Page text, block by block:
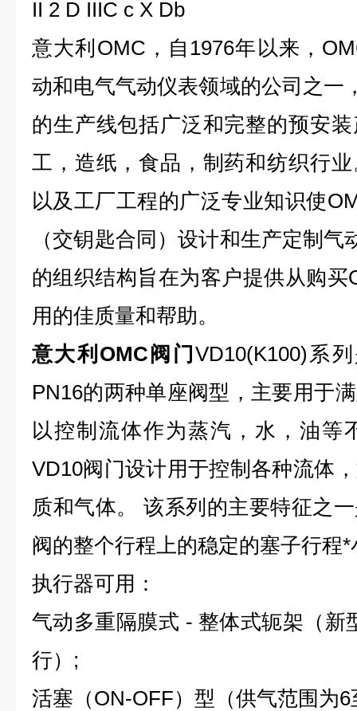
II 2 D IIIC c X Db
意大利OMC，自1976年以来，
动和电气气动仪表领域的公司之一
的生产线包括广泛和完整的预安
工，造纸，食品，制药和纺织行
以及工厂工程的广泛专业知识使
（交钥匙合同）设计和生产定制
的组织结构旨在为客户提供从购
用的佳质量和帮助。
意大利OMC阀门 VD10(K100)系
PN16的两种单座阀型，主要用于
以控制流体作为蒸汽，水，油等
VD10阀门设计用于控制各种流体
质和气体。 该系列的主要特征之
阀的整个行程上的稳定的塞子行程
执行器可用：
气动多重隔膜式 - 整体式轭架（新
行）;
活塞（ON-OFF）型（供气范围为6